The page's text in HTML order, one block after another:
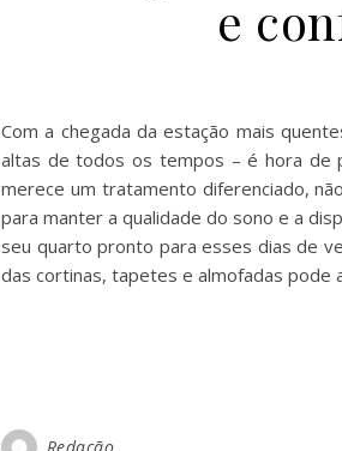
e
Com a chegada da estação mais
altas de todos os tempos – é hora de
merece um tratamento diferenciado,
para manter a qualidade do sono e a
seu quarto pronto para esses dias de
das cortinas, tapetes e almofadas pode